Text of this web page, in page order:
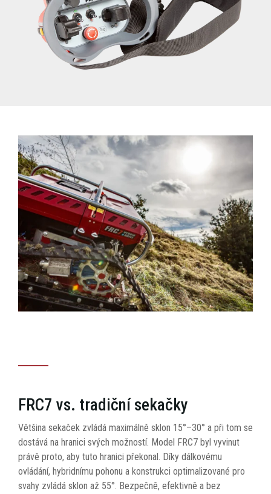
FRC7 vs. tradiční sekačky
Většina sekaček zvládá maximálně sklon 15°–30° a při tom se
dostává na hranici svých možností. Model FRC7 byl vyvinut
právě proto, aby tuto hranici překonal. Díky dálkovému
ovládání, hybridnímu pohonu a konstrukci optimalizované pro
svahy zvládá sklon až 55°. Bezpečně, efektivně a bez